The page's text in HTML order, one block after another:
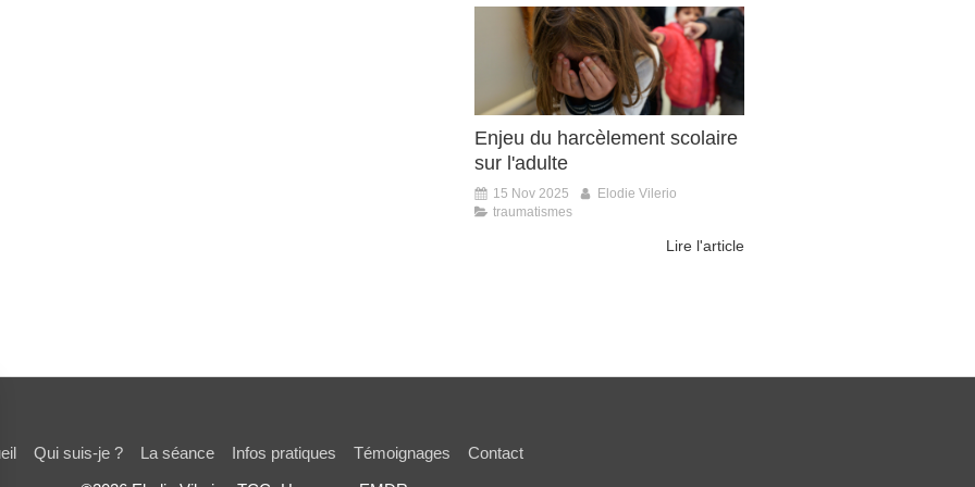
Enjeu du harcèlement scolaire
sur l'adulte
15 Nov 2025
Elodie Vilerio
traumatismes
Lire l'article
Qui suis-je ? La séance Infos pratiques Témoignages
Contact